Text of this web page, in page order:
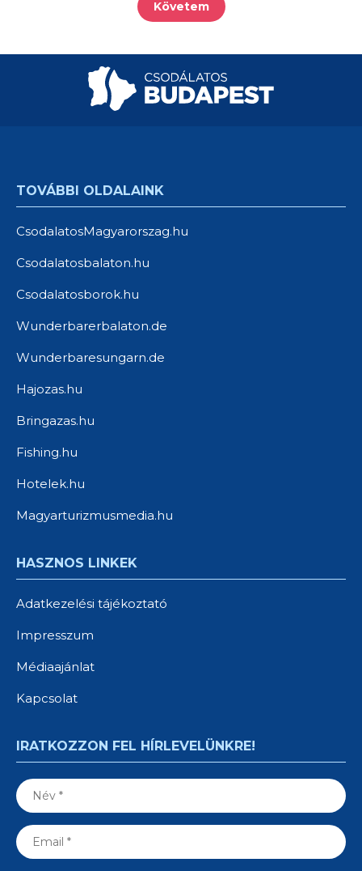
Követem
TOVÁBBI OLDALAINK
CsodalatosMagyarorszag.hu
Csodalatosbalaton.hu
Csodalatosborok.hu
Wunderbarerbalaton.de
Wunderbaresungarn.de
Hajozas.hu
Bringazas.hu
Fishing.hu
Hotelek.hu
Magyarturizmusmedia.hu
HASZNOS LINKEK
Adatkezelési tájékoztató
Impresszum
Médiaajánlat
Kapcsolat
IRATKOZZON FEL HÍRLEVELÜNKRE!